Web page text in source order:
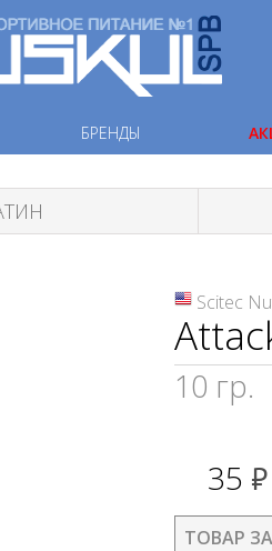
БРЕНДЫ
Scitec
10 гр.
35 руб.
ТОВАР